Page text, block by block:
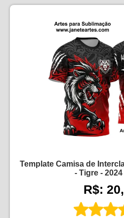
Template Camisa de
- Tigre - 2024
R$: